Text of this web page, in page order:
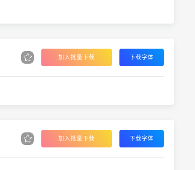
加入批量下载 下载字体
加入批量下载 下载字体